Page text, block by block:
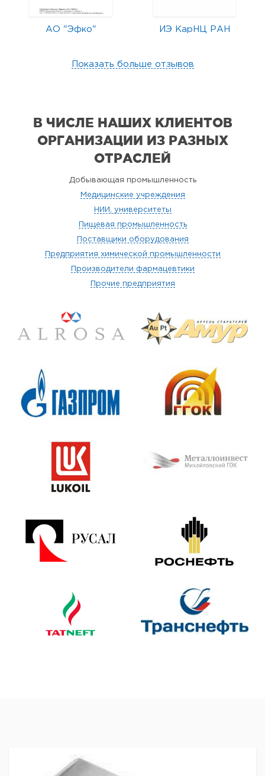
АО "Эфко" ИЭ КарНЦ РАН
Показать больше отзывов
В ЧИСЛЕ НАШИХ КЛИЕНТОВ
ОРГАНИЗАЦИИ ИЗ РАЗНЫХ
ОТРАСЛЕЙ
Добывающая промышленность
Медицинские учреждения
НИИ, университеты
Пищевая промышленность
Поставщики оборудования
Предприятия химической промышленности
Производители фармацевтики
Прочие предприятия